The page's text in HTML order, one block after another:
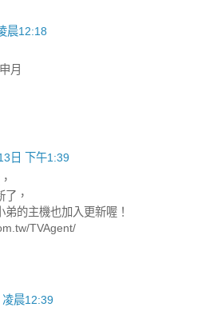
晨12:18
月
日 下午1:39
，
的主機也加入更新喔！
TVAgent/
晨12:39